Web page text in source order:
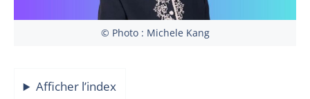
© Photo : Michele Kang
Afficher l’index